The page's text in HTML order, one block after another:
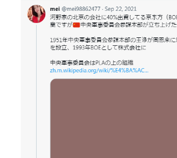
Southeast Asia
Russia News
Middle East